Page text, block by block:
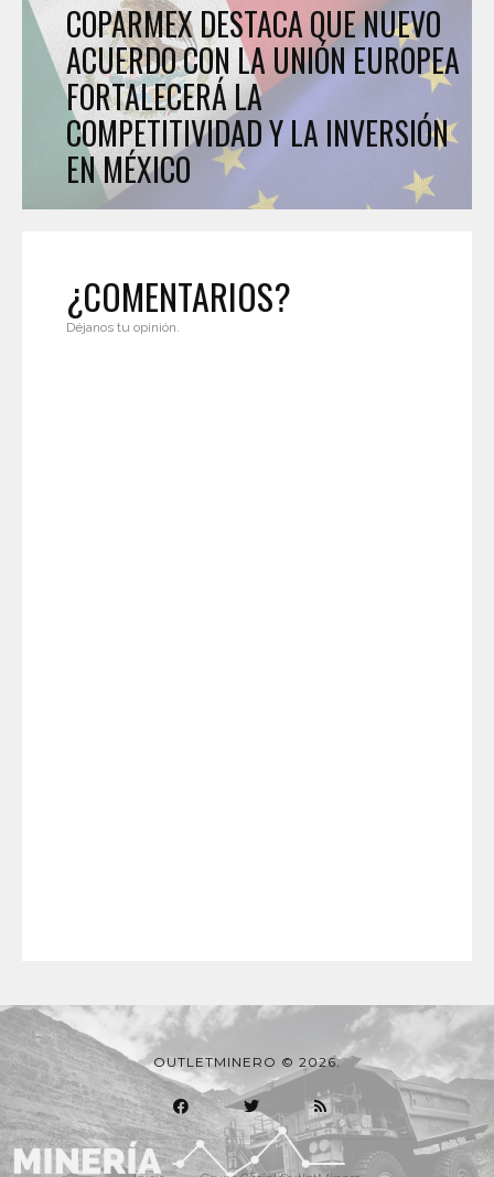
COPARMEX DESTACA QUE NUEVO
ACUERDO CON LA UNIÓN EUROPEA
FORTALECERÁ LA
COMPETITIVIDAD Y LA INVERSIÓN
EN MÉXICO
¿COMENTARIOS?
Déjanos tu opinión.
OUTLETMINERO © 2026.